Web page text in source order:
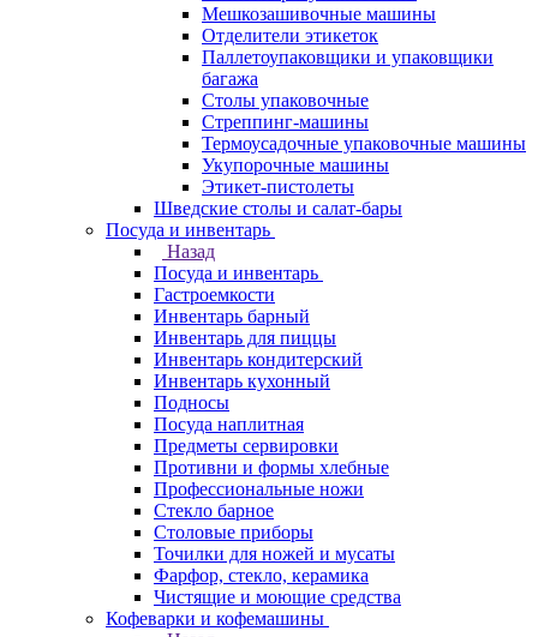
Мешкозашивочные машины
Отделители этикеток
Паллетоупаковщики и упаковщики
багажа
Столы упаковочные
Стреппинг-машины
Термоусадочные упаковочные машины
Укупорочные машины
Этикет-пистолеты
Шведские столы и салат-бары
Посуда и инвентарь
Назад
Посуда и инвентарь
Гастроемкости
Инвентарь барный
Инвентарь для пиццы
Инвентарь кондитерский
Инвентарь кухонный
Подносы
Посуда наплитная
Предметы сервировки
Противни и формы хлебные
Профессиональные ножи
Стекло барное
Столовые приборы
Точилки для ножей и мусаты
Фарфор, стекло, керамика
Чистящие и моющие средства
Кофеварки и кофемашины